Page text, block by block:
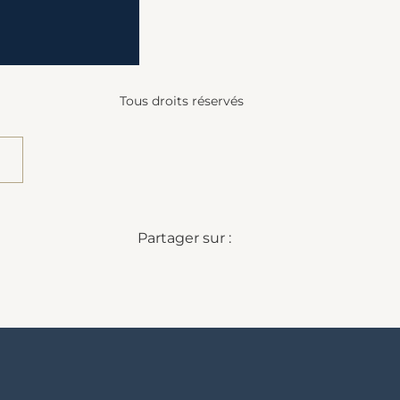
Tous droits réservés
Partager sur :